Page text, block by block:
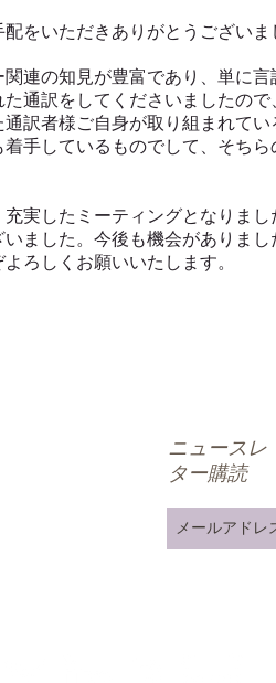
をいただきありがとうございま
連の知見が豊富であり、単に言
通訳をしてくださいましたので
訳者様ご自身が取り組まれて
手しているものでして、そちら
実したミーティングとなりまし
ました。今後も機会がありま
ろしくお願いいたします。
ニュースレ
ター購読